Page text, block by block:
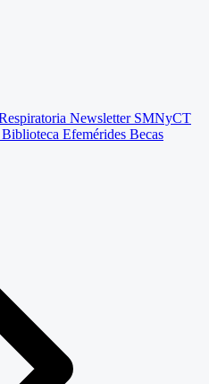
Newsletter SMNyCT
Biblioteca Efemérides Becas